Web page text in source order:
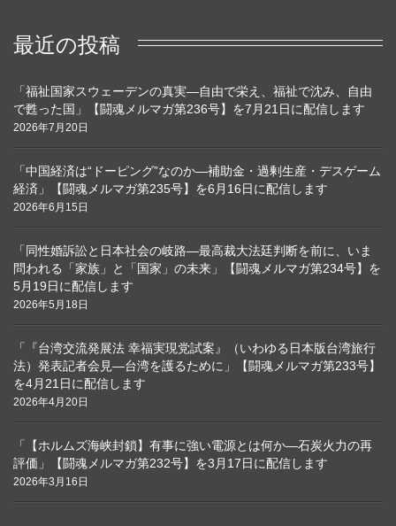
最近の投稿
「福祉国家スウェーデンの真実―自由で栄え、福祉で沈み、自由
で甦った国」【闘魂メルマガ第236号】を7月21日に配信します
2026年7月20日
「中国経済は“ドーピング”なのか―補助金・過剰生産・デスゲーム
経済」【闘魂メルマガ第235号】を6月16日に配信します
2026年6月15日
「同性婚訴訟と日本社会の岐路―最高裁大法廷判断を前に、いま
問われる「家族」と「国家」の未来」【闘魂メルマガ第234号】を
5月19日に配信します
2026年5月18日
「『台湾交流発展法 幸福実現党試案』（いわゆる日本版台湾旅行
法）発表記者会見―台湾を護るために」【闘魂メルマガ第233号】
を4月21日に配信します
2026年4月20日
「【ホルムズ海峡封鎖】有事に強い電源とは何か―石炭火力の再
評価」【闘魂メルマガ第232号】を3月17日に配信します
2026年3月16日